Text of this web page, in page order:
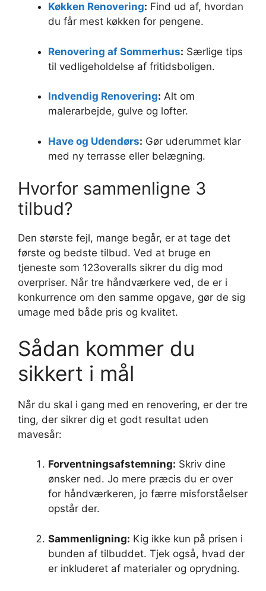
Køkken Renovering: Find ud af, hvordan
du får mest køkken for pengene.
Renovering af Sommerhus: Særlige tips
til vedligeholdelse af fritidsboligen.
Indvendig Renovering: Alt om
malerarbejde, gulve og lofter.
Have og Udendørs: Gør uderummet klar
med ny terrasse eller belægning.
Hvorfor sammenligne 3
tilbud?
Den største fejl, mange begår, er at tage det
første og bedste tilbud. Ved at bruge en
tjeneste som 123overalls sikrer du dig mod
overpriser. Når tre håndværkere ved, de er i
konkurrence om den samme opgave, gør de sig
umage med både pris og kvalitet.
Sådan kommer du
sikkert i mål
Når du skal i gang med en renovering, er der tre
ting, der sikrer dig et godt resultat uden
mavesår:
Forventningsafstemning: Skriv dine
ønsker ned. Jo mere præcis du er over
for håndværkeren, jo færre misforståelser
opstår der.
Sammenligning: Kig ikke kun på prisen i
bunden af tilbuddet. Tjek også, hvad der
er inkluderet af materialer og oprydning.